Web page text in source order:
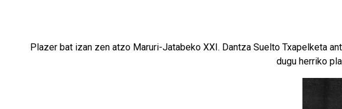
Plazer bat izan zen atzo Maruri-Jatabeko XXI. Dantza Suelto Txapelketa
dugu herriko